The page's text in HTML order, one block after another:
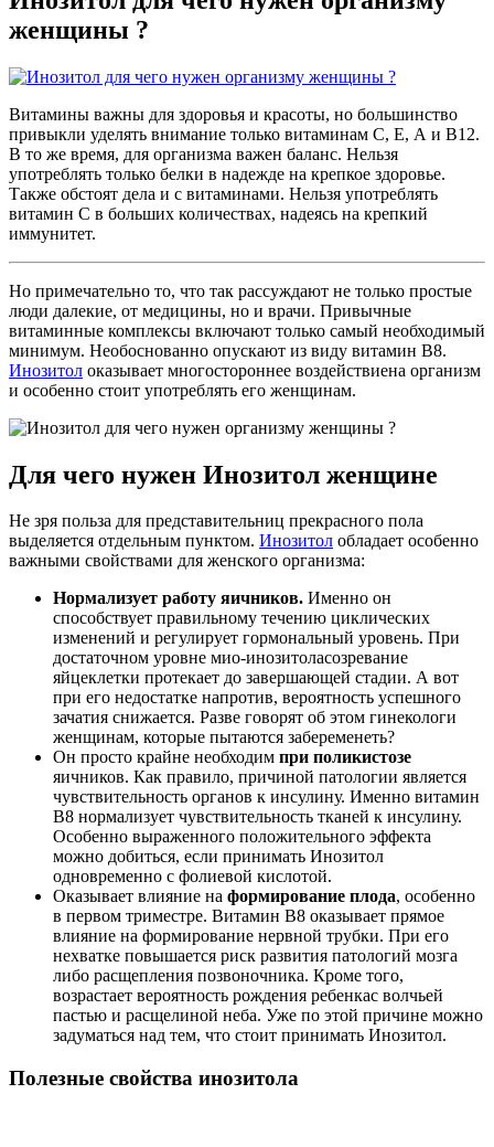
женщины ?
Витамины важны для здоровья и красоты, но большинство
привыкли уделять внимание только витаминам С, Е, А и В12.
В то же время, для организма важен баланс. Нельзя
употреблять только белки в надежде на крепкое здоровье.
Также обстоят дела и с витаминами. Нельзя употреблять
витамин С в больших количествах, надеясь на крепкий
иммунитет.
Но примечательно то, что так рассуждают не только простые
люди далекие, от медицины, но и врачи. Привычные
витаминные комплексы включают только самый необходимый
минимум. Необоснованно опускают из виду витамин В8.
Инозитол оказывает многостороннее воздействиена организм
и особенно стоит употреблять его женщинам.
Для чего нужен Инозитол женщине
Не зря польза для представительниц прекрасного пола
выделяется отдельным пунктом. Инозитол обладает особенно
важными свойствами для женского организма:
Нормализует работу яичников. Именно он
способствует правильному течению циклических
изменений и регулирует гормональный уровень. При
достаточном уровне мио-инозитоласозревание
яйцеклетки протекает до завершающей стадии. А вот
при его недостатке напротив, вероятность успешного
зачатия снижается. Разве говорят об этом гинекологи
женщинам, которые пытаются забеременеть?
Он просто крайне необходим при поликистозе
яичников. Как правило, причиной патологии является
чувствительность органов к инсулину. Именно витамин
В8 нормализует чувствительность тканей к инсулину.
Особенно выраженного положительного эффекта
можно добиться, если принимать Инозитол
одновременно с фолиевой кислотой.
Оказывает влияние на формирование плода, особенно
в первом триместре. Витамин В8 оказывает прямое
влияние на формирование нервной трубки. При его
нехватке повышается риск развития патологий мозга
либо расщепления позвоночника. Кроме того,
возрастает вероятность рождения ребенкас волчьей
пастью и расщелиной неба. Уже по этой причине можно
задуматься над тем, что стоит принимать Инозитол.
Полезные свойства инозитола